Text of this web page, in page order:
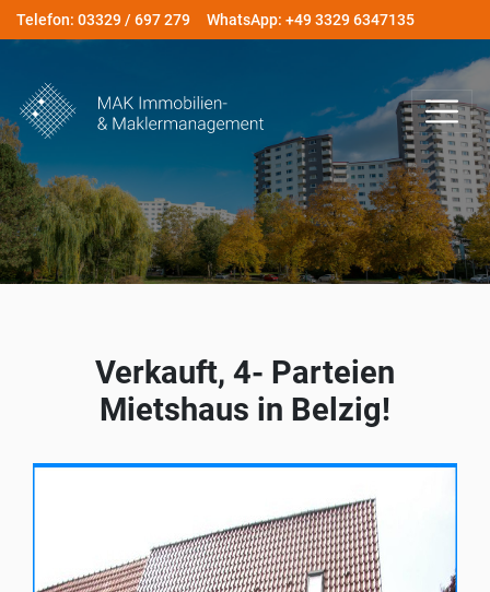
Telefon: 03329 / 697 279 WhatsApp: +49 3329 6347135
Verkauft, 4- Parteien
Mietshaus in Belzig!